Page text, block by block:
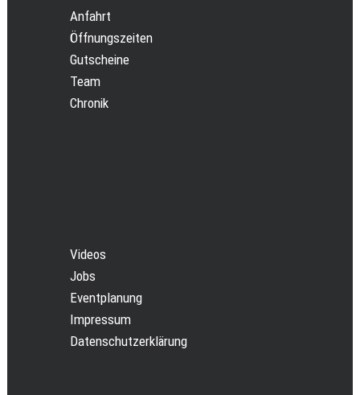
Anfahrt
Öffnungszeiten
Gutscheine
Team
Chronik
Videos
Jobs
Eventplanung
Impressum
Datenschutzerklärung